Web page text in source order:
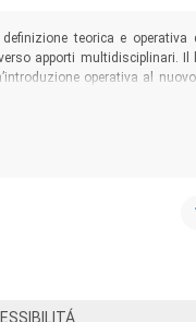
teorica e
apporti multidisciplinari.
operativa al
e delle applicazioni tipiche